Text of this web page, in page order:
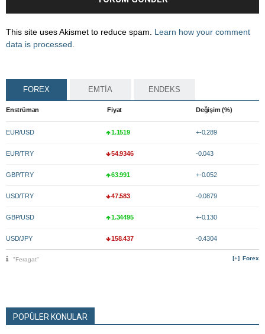
This site uses Akismet to reduce spam. Learn how your comment
data is processed
FOREX EMTİA ENDEKS
Enstrüman Fiyat Değişim (%)
EUR/USD 1.1519 +-0.289
EUR/TRY 54.9346 -0.043
GBP/TRY 63.991 +-0.052
USD/TRY 47.583 -0.0879
GBP/USD 1.34495 +-0.130
USD/JPY 158.437 -0.4304
Forex
"Feragat"
POPÜLER KONULAR